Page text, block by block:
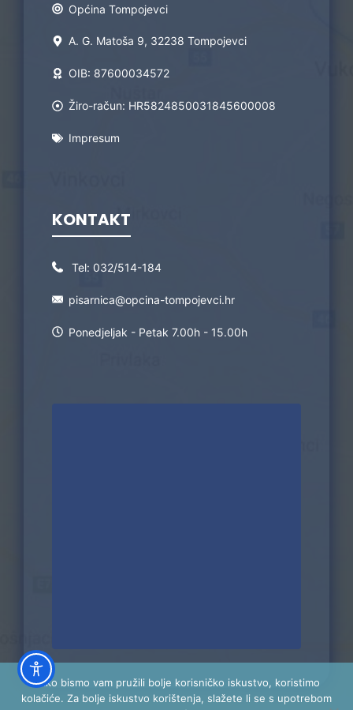
Općina Tompojevci
A. G. Matoša 9, 32238 Tompojevci
OIB: 87600034572
Žiro-račun: HR5824850031845600008
Impresum
KONTAKT
Tel: 032/514-184
pisarnica@opcina-tompojevci.hr
Ponedjeljak - Petak 7.00h - 15.00h
Kako bismo vam pružili bolje korisničko iskustvo, koristimo
kolačiće. Za bolje iskustvo korištenja, slažete li se s upotrebom